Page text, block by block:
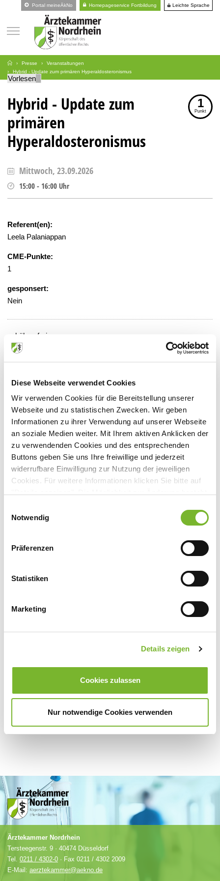
Diese Webseite verwendet Cookies
Wir verwenden Cookies für die Bereitstellung unserer
Webseite und zu statistischen Zwecken. Wir geben
Informationen zu ihrer Verwendung auf unserer Webseite
an soziale Medien weiter. Mit Ihrem aktiven Anklicken der
zu verwendenden Cookies und des entsprechenden
Buttons geben Sie uns Ihre freiwillige und jederzeit
widerrufbare Einwilligung zur Nutzung der jeweiligen
Cookies. Für weitere Informationen klicken Sie bitte auf
Datenschutzerklärung
Notwendig
Präferenzen
Statistiken
Marketing
Details zeigen
Cookies zulassen
Nur notwendige Cookies verwenden
Portal meineÄkNo Homepageservice Fortbildung Leichte Sprache
Presse
Veranstaltungen
Hybrid - Update zum primären Hyperaldosteronismus
Vorlesen
Hybrid - Update zum
primären
Hyperaldosteronismus
1
Punkt
Mittwoch, 23.09.2026
15:00 - 16:00 Uhr
Referent(en):
Leela Palaniappan
CME-Punkte:
1
gesponsert:
Nein
gebührenfrei
Zentrum, 2. OG, Konferenzraum 2a und
in virtueller Präsenz
Hufelandstr. 55, 45127 Essen
Anbieter:
Universitätsklinikum Essen
Ansprechpartner:
Hufelandstraße 55
Tel:
0201 723-5350
Ärztekammer Nordrhein
Tersteegenstr. 9 · 40474 Düsseldorf
Tel. 0211 / 4302-0 · Fax 0211 / 4302 2009
E-Mail: aerztekammer@aekno.de